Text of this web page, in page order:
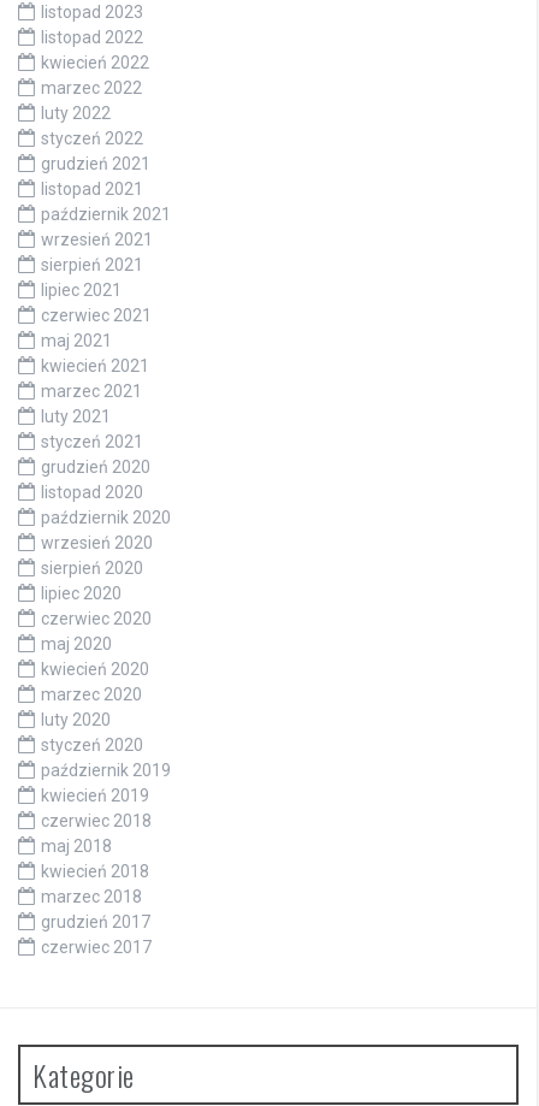
listopad 2023
listopad 2022
kwiecień 2022
marzec 2022
luty 2022
styczeń 2022
grudzień 2021
listopad 2021
październik 2021
wrzesień 2021
sierpień 2021
lipiec 2021
czerwiec 2021
maj 2021
kwiecień 2021
marzec 2021
luty 2021
styczeń 2021
grudzień 2020
listopad 2020
październik 2020
wrzesień 2020
sierpień 2020
lipiec 2020
czerwiec 2020
maj 2020
kwiecień 2020
marzec 2020
luty 2020
styczeń 2020
październik 2019
kwiecień 2019
czerwiec 2018
maj 2018
kwiecień 2018
marzec 2018
grudzień 2017
czerwiec 2017
Kategorie